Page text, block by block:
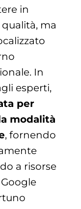
in
ma
In
esperti,
per
modalità
, fornendo
a risorse